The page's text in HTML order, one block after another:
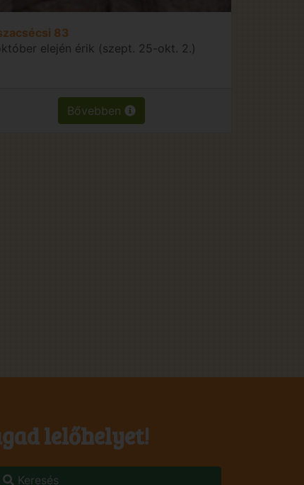
83
elején érik (szept. 25-okt. 2.)
Bővebben
lelőhelyet!
Keresés